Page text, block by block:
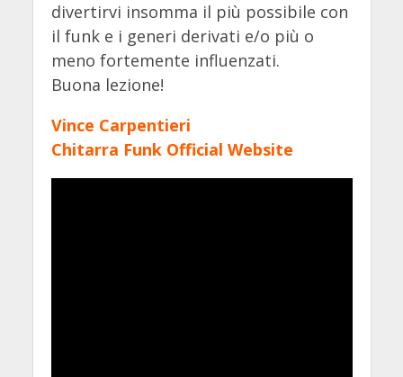
divertirvi insomma il più possibile con
il funk e i generi derivati e/o più o
meno fortemente influenzati.
Buona lezione!
Vince Carpentieri
Chitarra Funk Official Website